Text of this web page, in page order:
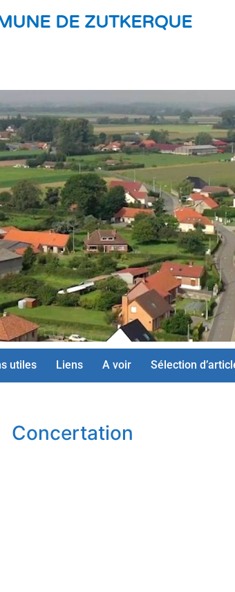
DE ZUTKERQUE
utiles Liens A voir Sélection
Concertation